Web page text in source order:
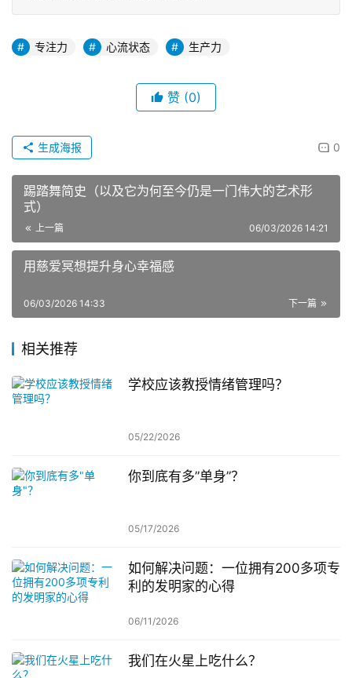
专注力 心流状态 生产力
赞 (0)
0
生成海报
踢踏舞简史（以及它为何至今仍是一门伟大的艺术形
式）
上一篇 06/03/2026 14:21
用慈爱冥想提升身心幸福感
下一篇
06/03/2026 14:33
相关推荐
学校应该教授情绪管理吗？
05/22/2026
你到底有多”单身”？
05/17/2026
如何解决问题：一位拥有200多项专
利的发明家的心得
06/11/2026
我们在火星上吃什么？